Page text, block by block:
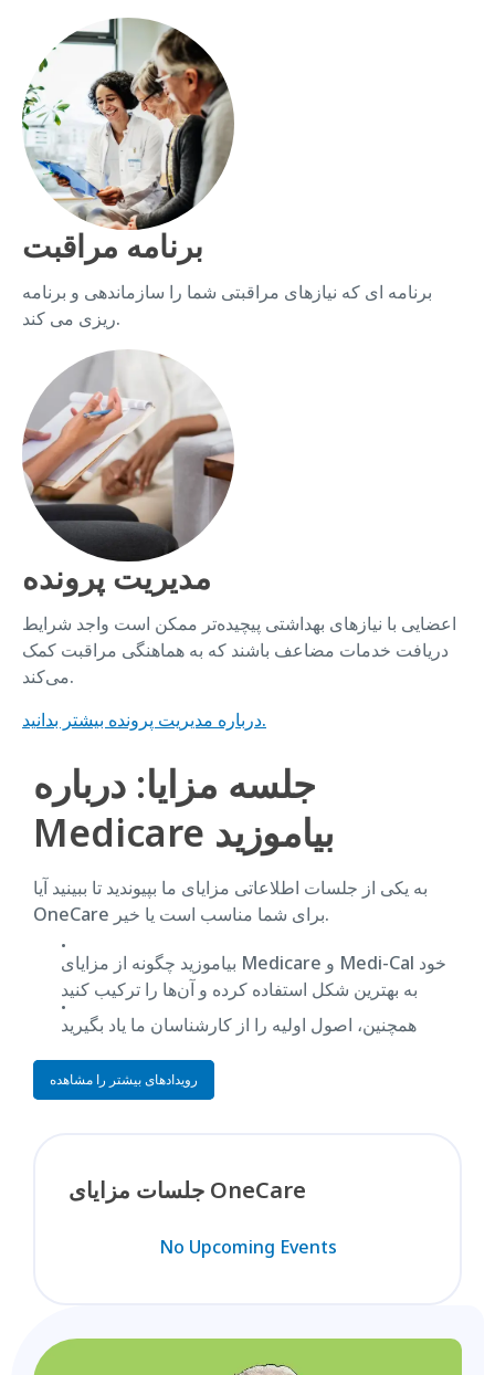
برنامه مراقبت
برنامه ای که نیازهای مراقبتی شما را سازماندهی و برنامه
ریزی می کند.
اعضایی با نیازهای بهداشتی پیچیده‌تر ممکن است واجد شرایط
دریافت خدمات مضاعف باشند که به هماهنگی مراقبت کمک
می‌کند.
درباره مدیریت پرونده بیشتر بدانید.
جلسه مزایا: درباره
Medicare بیاموزید
به یکی از جلسات اطلاعاتی مزایای ما بپیوندید تا ببینید آیا
OneCare برای شما مناسب است یا خیر.
بیاموزید چگونه از مزایای Medicare و Medi-Cal خود
به بهترین شکل استفاده کرده و آن‌ها را ترکیب کنید
همچنین، اصول اولیه را از کارشناسان ما یاد بگیرید
رویدادهای بیشتر را مشاهده
جلسات مزایای OneCare
No Upcoming Events